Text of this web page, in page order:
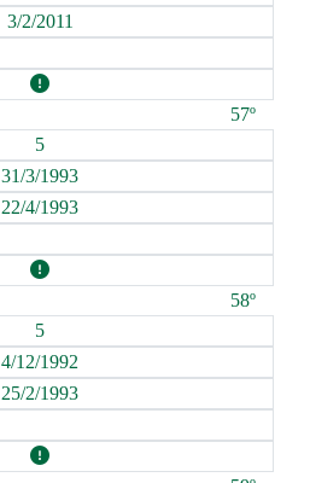
3/2/2011
57º
5
31/3/1993
22/4/1993
58º
5
4/12/1992
25/2/1993